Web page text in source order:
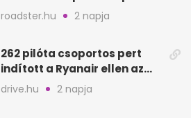
Fagus Hotel
roadster.hu 2 napja
262 pilóta csoportos pert
indított a Ryanair ellen az
Egyesült Királyságban
drive.hu 2 napja